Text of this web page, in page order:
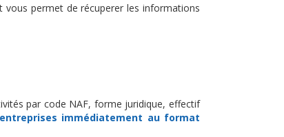
permet de récuperer les informations
par code NAF, forme juridique, effectif
immédiatement au format